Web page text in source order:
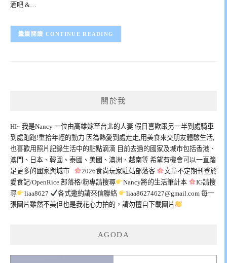
酒吧 &…
CONTINUE READING
關於我
HI~ 我是Nancy 一位由高雄嫁至台北的人妻 假日喜歡跟另一半到處騎車
到處跑跑!重拾年輕的動力 因為熱愛到處走走,用美食來交朋友體驗生活,
也喜歡用照片記錄生活中的點點滴滴 目前去過的國家及城市包括香港、
澳門、日本、韓國、泰國、美國、澳洲、越南等 希望有機會可以一直踏
足更多的國家與城市
2026食尚玩家駐站部落客
文章不定期刊登於
愛食記/OpenRice 部落格/粉專請搜尋
Nancy將的生活筆計本
IG請搜
尋
liaa8627 各式邀約請來信聯絡 liaa86274627@gmail.com每一
張圖片雖然不美但也是我花心力拍的，請勿擅自下載圖片
AGODA